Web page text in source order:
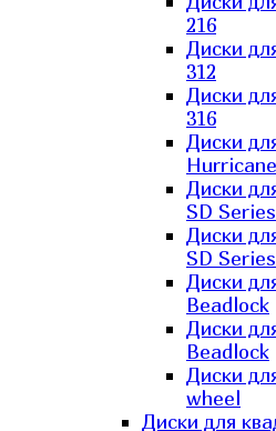
216
Диски
312
Диски
316
Диски
Hurricane
Диски
SD
Диски
SD
Диски
Beadlock
Диски
Beadlock
Диски
wheel
Диски для